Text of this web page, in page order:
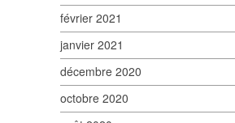
février 2021
janvier 2021
décembre 2020
octobre 2020